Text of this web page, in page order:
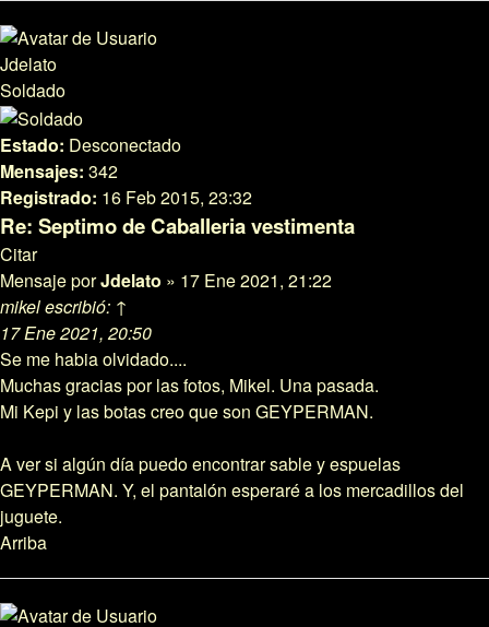
Jdelato
Soldado
Estado: Desconectado
Mensajes: 342
Registrado: 16 Feb 2015, 23:32
Re: Septimo de Caballeria vestimenta
Citar
MensajeporJdelato » 17 Ene 2021, 21:22
mikelescribió: ↑
17 Ene 2021, 20:50
Se me habia olvidado....
Muchas gracias por las fotos, Mikel. Una pasada.
Mi Kepi y las botas creo que son GEYPERMAN.
A ver si algún día puedo encontrar sable y espuelas
GEYPERMAN. Y, el pantalón esperaré a los mercadillos del
juguete.
Arriba